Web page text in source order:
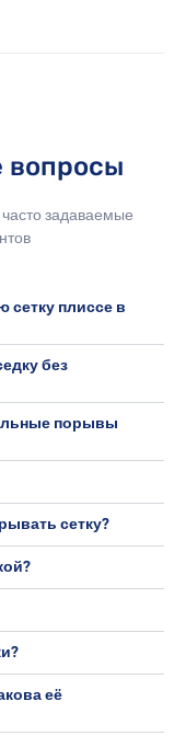
вопросы
задаваемые
сетку плиссе в
без
порывы
сетку?
её